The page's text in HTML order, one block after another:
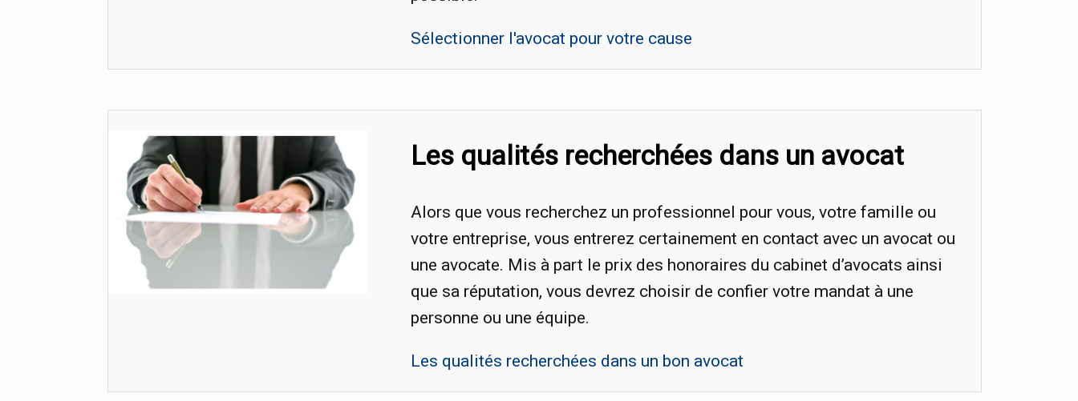
Sélectionner l'avocat pour votre cause
Les qualités recherchées dans un avocat
Alors que vous recherchez un professionnel pour vous, votre famille ou
votre entreprise, vous entrerez certainement en contact avec un avocat ou
une avocate. Mis à part le prix des honoraires du cabinet d’avocats ainsi
que sa réputation, vous devrez choisir de confier votre mandat à une
personne ou une équipe.
Les qualités recherchées dans un bon avocat